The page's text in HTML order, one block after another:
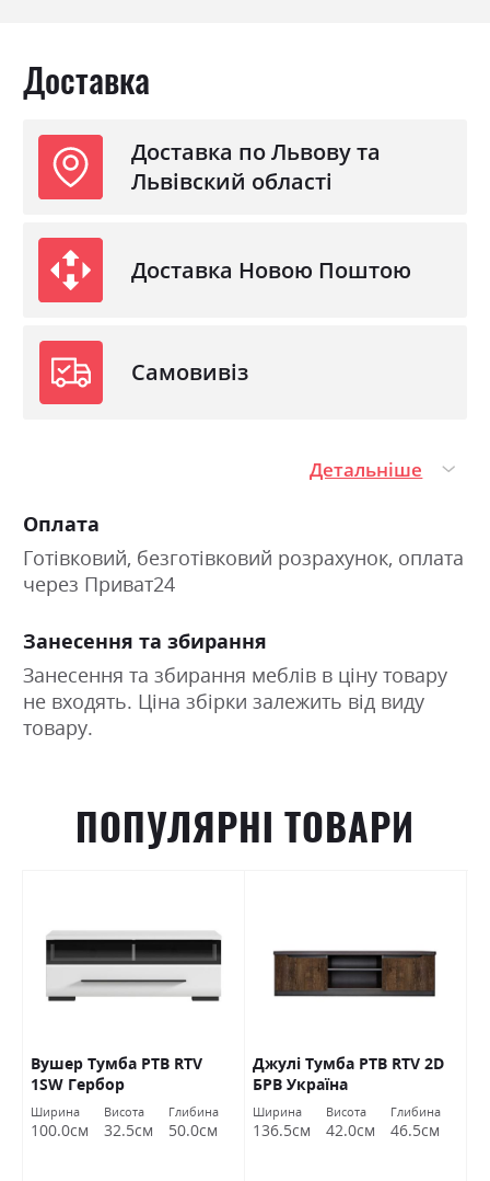
Доставка
Доставка по Львову та
Львівский області
Доставка Новою Поштою
Самовивіз
Детальніше
Оплата
Готівковий, безготівковий розрахунок, оплата
через Приват24
Занесення та збирання
Занесення та збирання меблів в ціну товару
не входять. Ціна збірки залежить від виду
товару.
ПОПУЛЯРНІ ТОВАРИ
Вушер Тумба РТВ RTV
1SW Гербор
Ширина
100.0см
Висота
32.5см
Глибина
50.0см
Джулі Тумба РТВ RTV 2D
БРВ Україна
Ширина
136.5см
Висота
42.0см
Глибина
46.5см